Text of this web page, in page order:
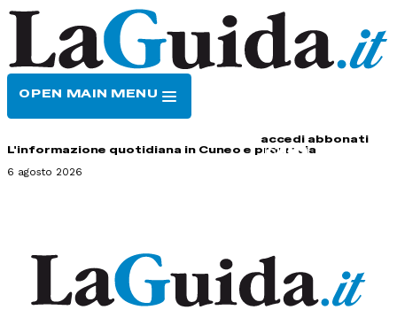
OPEN MAIN MENU
accedi abbonati
L'informazione quotidiana in Cuneo e provincia
6 agosto 2026